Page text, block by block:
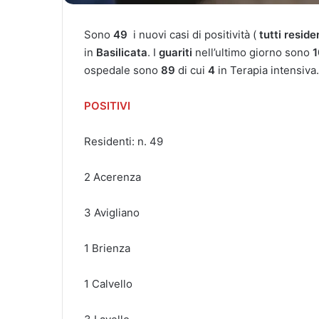
Sono 49 i nuovi casi di positività ( tutti
in Basilicata. I guariti nell’ultimo giorno sono
ospedale sono 89 di cui 4 in Terapia intensiva.
POSITIVI
Residenti: n. 49
2 Acerenza
3 Avigliano
1 Brienza
1 Calvello